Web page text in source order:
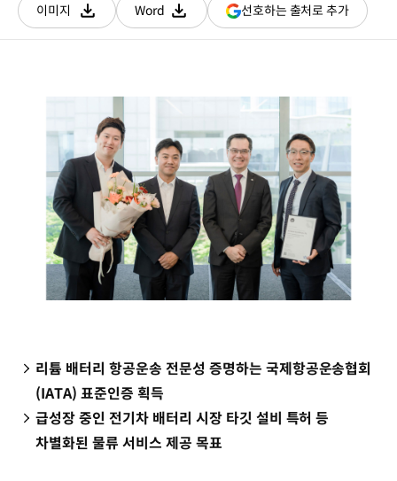
이미지
다운로드
Word
다운로드
선호하는 출처로 추가(새
창
리튬 배터리 항공운송 전문성 증명하는 국제항공운송협회
(IATA) 표준인증 획득
급성장 중인 전기차 배터리 시장 타깃 설비 특허 등
차별화된 물류 서비스 제공 목표